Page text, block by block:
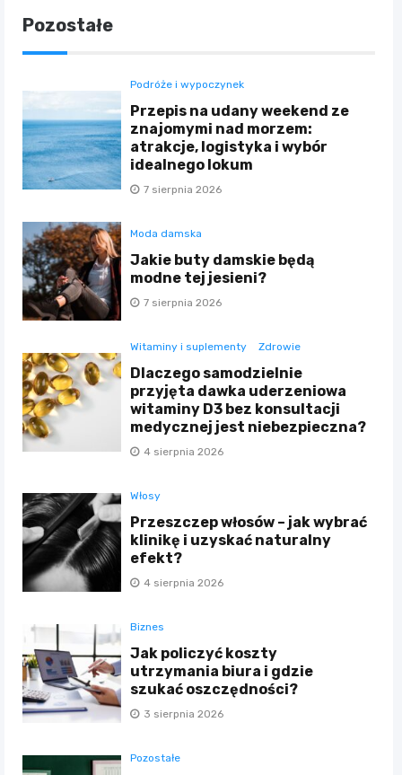
Pozostałe
Podróże i wypoczynek
Przepis na udany weekend ze
znajomymi nad morzem:
atrakcje, logistyka i wybór
idealnego lokum
7 sierpnia 2026
Moda damska
Jakie buty damskie będą
modne tej jesieni?
7 sierpnia 2026
Witaminy i suplementy Zdrowie
Dlaczego samodzielnie
przyjęta dawka uderzeniowa
witaminy D3 bez konsultacji
medycznej jest niebezpieczna?
4 sierpnia 2026
Włosy
Przeszczep włosów – jak wybrać
klinikę i uzyskać naturalny
efekt?
4 sierpnia 2026
Biznes
Jak policzyć koszty
utrzymania biura i gdzie
szukać oszczędności?
3 sierpnia 2026
Pozostałe